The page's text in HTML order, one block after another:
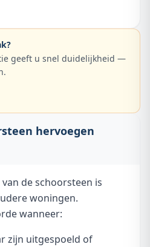
geeft u snel duidelijkheid —
hervoegen
de schoorsteen is
woningen.
wanneer:
zijn uitgespoeld of